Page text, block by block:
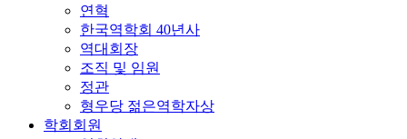
연혁
한국역학회 40년사
역대회장
조직 및 임원
정관
형우당 젊은역학자상
학회회원